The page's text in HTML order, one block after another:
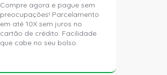
Compre agora e pague sem
preocupações! Parcelamento
em até 10X sem juros no
cartão de crédito. Facilidade
que cabe no seu bolso.